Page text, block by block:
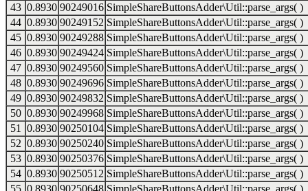
43 0.8930 90249016 SimpleShareButtonsAdder\Util::parse_args( )
44 0.8930 90249152 SimpleShareButtonsAdder\Util::parse_args( )
45 0.8930 90249288 SimpleShareButtonsAdder\Util::parse_args( )
46 0.8930 90249424 SimpleShareButtonsAdder\Util::parse_args( )
47 0.8930 90249560 SimpleShareButtonsAdder\Util::parse_args( )
48 0.8930 90249696 SimpleShareButtonsAdder\Util::parse_args( )
49 0.8930 90249832 SimpleShareButtonsAdder\Util::parse_args( )
50 0.8930 90249968 SimpleShareButtonsAdder\Util::parse_args( )
51
0.8930 90250104 SimpleShareButtonsAdder\Util::parse_args( )
52 0.8930 90250240 SimpleShareButtonsAdder\Util::parse_args( )
53 0.8930 90250376 SimpleShareButtonsAdder\Util::parse_args( )
54 0.8930 90250512 SimpleShareButtonsAdder\Util::parse_args( )
55 0.8930 90250648 SimpleShareButtonsAdder\Util::parse_args( )